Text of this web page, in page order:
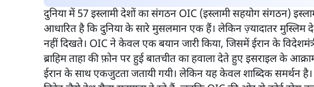
दुनिया में 57 इस्लामी देशों का संगठन OIC (इस्लामी सहयोग संगठन)
आधारित है कि दुनिया के सारे मुसलमान एक हैं। लेकिन ज़्यादातर
नहीं दिखते। OIC ने केवल एक बयान जारी किया, जिसमें ईरान के
ब्राहिम ताहा की फ़ोन पर हुई बातचीत का हवाला देते हुए इसराइल के
ईरान के साथ एकजुटता जतायी गयी। लेकिन यह केवल शाब्दिक समर्थन